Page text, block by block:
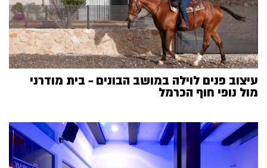
עיצוב פנים לוילה במושב הבונים – בית מודרני
מול נופי חוף הכרמל